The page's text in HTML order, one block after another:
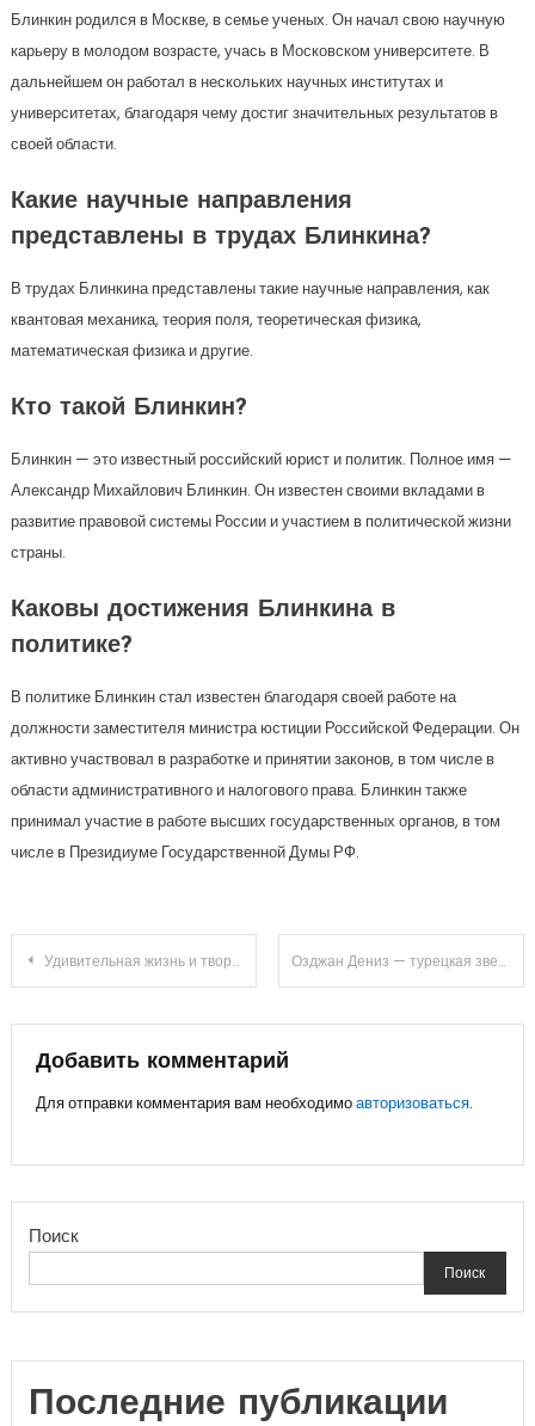
Блинкин родился в Москве, в семье ученых. Он начал свою научную
карьеру в молодом возрасте, учась в Московском университете. В
дальнейшем он работал в нескольких научных институтах и
университетах, благодаря чему достиг значительных результатов в
своей области.
Какие научные направления
представлены в трудах Блинкина?
В трудах Блинкина представлены такие научные направления, как
квантовая механика, теория поля, теоретическая физика,
математическая физика и другие.
Кто такой Блинкин?
Блинкин — это известный российский юрист и политик. Полное имя —
Александр Михайлович Блинкин. Он известен своими вкладами в
развитие правовой системы России и участием в политической жизни
страны.
Каковы достижения Блинкина в
политике?
В политике Блинкин стал известен благодаря своей работе на
должности заместителя министра юстиции Российской Федерации. Он
активно участвовал в разработке и принятии законов, в том числе в
области административного и налогового права. Блинкин также
принимал участие в работе высших государственных органов, в том
числе в Президиуме Государственной Думы РФ.
Навигация
по
записям
Удивительная жизнь и творческий гений Вячеслава Мясникова — путешествие от медицины к юмору в команде Уральские пельмени Озджан Дениз — турецкая звезда — подробная биография, успехи и интересные факты о личной жизни
Добавить комментарий
Для отправки комментария вам необходимоавторизоваться.
Поиск
Поиск
Последние публикации